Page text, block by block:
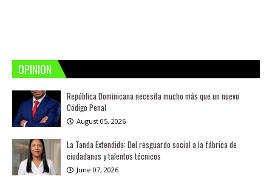
OPINION
República Dominicana necesita mucho más que un nuevo
Código Penal
August 05, 2026
La Tanda Extendida: Del resguardo social a la fábrica de
ciudadanos y talentos técnicos
June 07, 2026